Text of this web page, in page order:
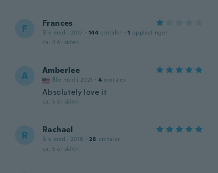
F Frances
Ble med i 2017 · 144 omtaler · 1 opplastinger
ca. 4 år siden
A Amberlee
Ble med i 2021 · 4 omtaler
Absolutely love it
ca. 5 år siden
R Rachael
Ble med i 2018 · 28 omtaler
ca. 5 år siden